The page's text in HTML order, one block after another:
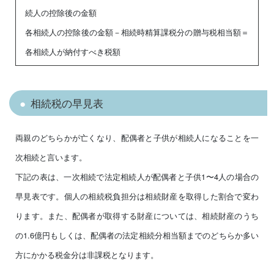
続人の控除後の金額
各相続人の控除後の金額－相続時精算課税分の贈与税相当額＝
各相続人が納付すべき税額
相続税の早見表
両親のどちらかが亡くなり、配偶者と子供が相続人になることを一
次相続と言います。
下記の表は、一次相続で法定相続人が配偶者と子供1〜4人の場合の
早見表です。個人の相続税負担分は相続財産を取得した割合で変わ
ります。また、配偶者が取得する財産については、相続財産のうち
の1.6億円もしくは、配偶者の法定相続分相当額までのどちらか多い
方にかかる税金分は非課税となります。